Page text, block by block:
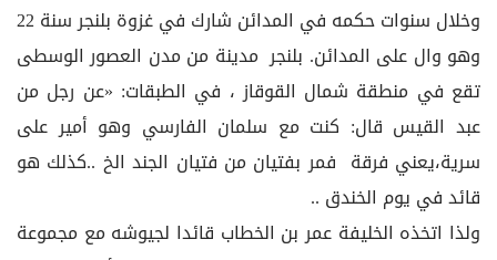
وخلال سنوات حكمه في المدائن شارك في غزوة بلنجر سنة 22
وهو وال على المدائن. بلنجر مدينة من مدن العصور الوسطى
تقع في منطقة شمال القوقاز ، في الطبقات: «عن رجل من
عبد القيس قال: كنت مع سلمان الفارسي وهو أمير على
سرية،يعني فرقة فمر بفتيان من فتيان الجند الخ ..كذلك هو
قائد في يوم الخندق ..
ولذا اتخذه الخليفة عمر بن الخطاب قائدا لجيوشه مع مجموعة